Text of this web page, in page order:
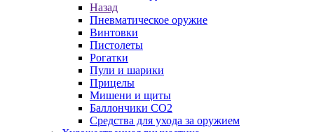
Назад
Пневматическое оружие
Винтовки
Пистолеты
Рогатки
Пули и шарики
Прицелы
Мишени и щиты
Баллончики CO2
Средства для ухода за оружием